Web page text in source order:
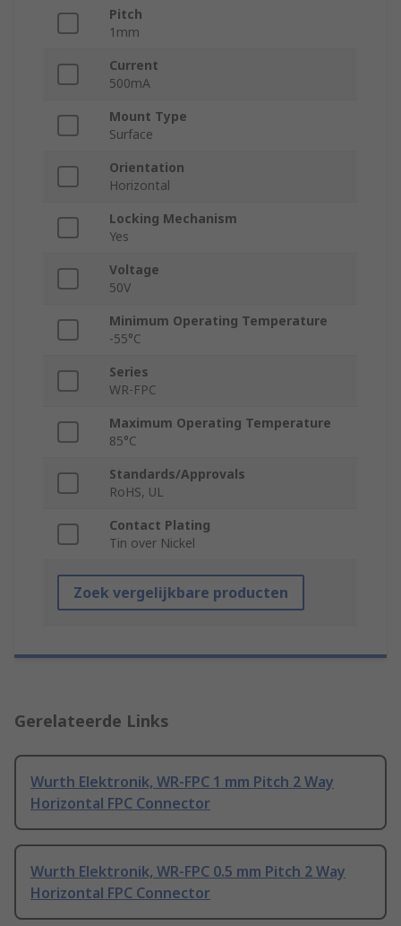
Pitch
1mm
Current
500mA
Mount Type
Surface
Orientation
Horizontal
Locking Mechanism
Yes
Voltage
50V
Minimum Operating Temperature
-55°C
Series
WR-FPC
Maximum Operating Temperature
85°C
Standards/Approvals
RoHS, UL
Contact Plating
Tin over Nickel
Zoek vergelijkbare producten
Gerelateerde Links
Wurth Elektronik, WR-FPC 1 mm Pitch 2 Way
Horizontal FPC Connector
Wurth Elektronik, WR-FPC 0.5 mm Pitch 2 Way
Horizontal FPC Connector